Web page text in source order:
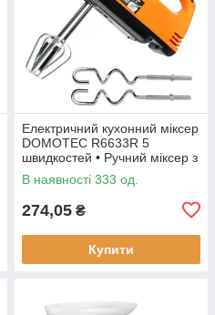
Електричний кухонний міксер
DOMOTEC R6633R 5
швидкостей • Ручний міксер з
насадками для збивання та
замішування тіста
В наявності 333 од.
274,05 ₴
Купити